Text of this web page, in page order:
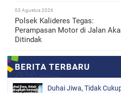
03 Agustus 2026
Polsek Kalideres Tegas:
Perampasan Motor di Jalan
Ditindak
Duhai Jiwa, Tidak